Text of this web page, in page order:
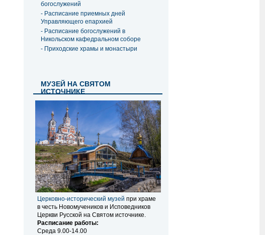
богослужений
- Расписание приемных дней
Управляющего епархией
- Расписание богослужений в
Никольском кафедральном соборе
- Приходские храмы и монастыри
МУЗЕЙ НА СВЯТОМ
ИСТОЧНИКЕ
Церковно-исторический музей при храме
в честь Новомучеников и Исповедников
Церкви Русской на Святом источнике.
Расписание работы:
Среда 9.00-14.00